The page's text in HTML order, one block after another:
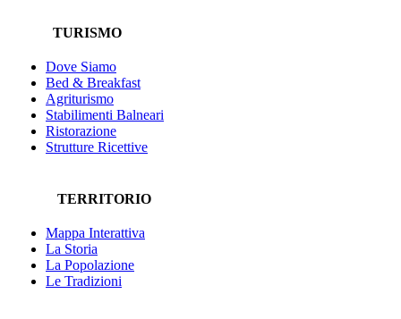
TURISMO
Dove Siamo
Bed & Breakfast
Agriturismo
Stabilimenti Balneari
Ristorazione
Strutture Ricettive
TERRITORIO
Mappa Interattiva
La Storia
La Popolazione
Le Tradizioni